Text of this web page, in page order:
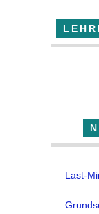
Last-